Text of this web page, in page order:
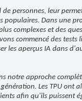
personnes, leur
populaires. Dans une
complexes et des
commencé des tests
les aperçus IA dans
notre approche
Les TPU ont
afin qu'ils puissent